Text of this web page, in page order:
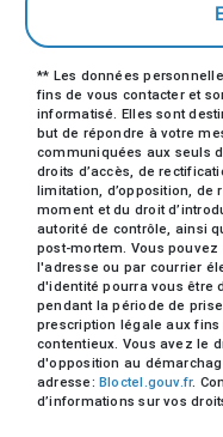
** Les données
fins de vous contacter et
informatisé. Elles sont
but de répondre à votre
communiquées aux seuls
droits d’accès, de
limitation, d’opposition, de
moment et du droit
autorité de contrôle, ainsi
post-mortem. Vous
l'adresse ou par courrier
d'identité pourra vous être
pendant la période de
prescription légale aux
contentieux. Vous avez le
d'opposition au
adresse:Bloctel.gouv.fr.
d’informations sur vos